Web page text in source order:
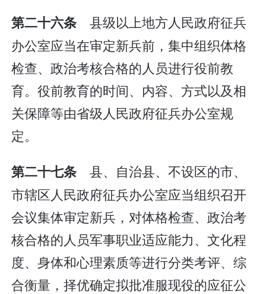
第二十六条 县级以上地方人民政府征兵
办公室应当在审定新兵前，集中组织体格
检查、政治考核合格的人员进行役前教
育。役前教育的时间、内容、方式以及相
关保障等由省级人民政府征兵办公室规
定。
第二十七条 县、自治县、不设区的市、
市辖区人民政府征兵办公室应当组织召开
会议集体审定新兵，对体格检查、政治考
核合格的人员军事职业适应能力、文化程
度、身体和心理素质等进行分类考评、综
合衡量，择优确定拟批准服现役的应征公